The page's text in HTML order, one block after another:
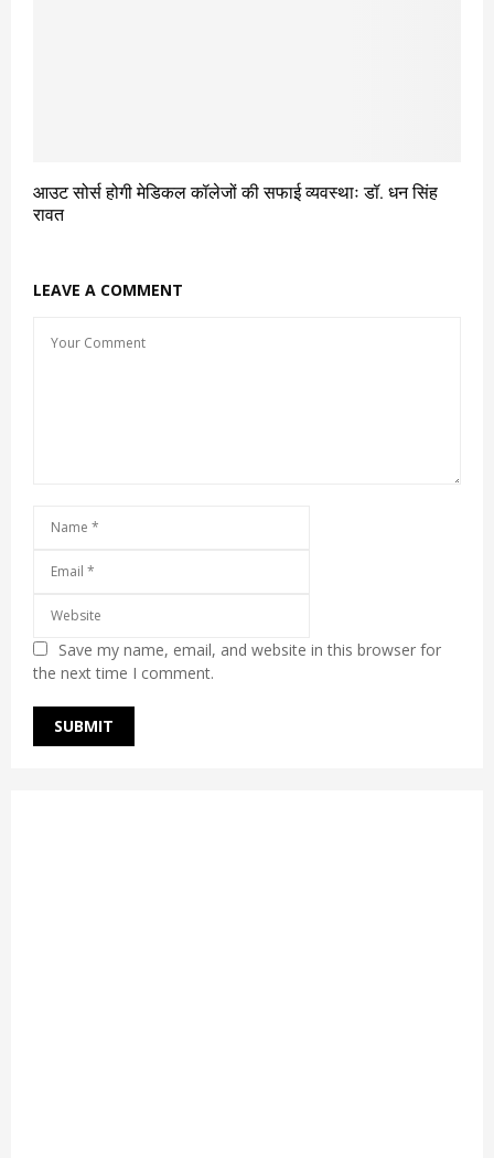
आउट सोर्स होगी मेडिकल कॉलेजों की सफाई व्यवस्थाः डॉ. धन सिंह
रावत
LEAVE A COMMENT
Save my name, email, and website in this browser for
the next time I comment.